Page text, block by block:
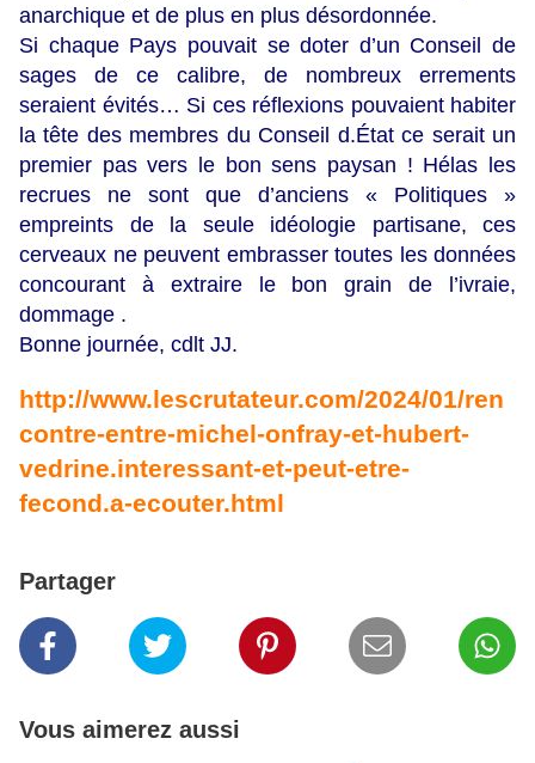
anarchique et de plus en plus désordonnée.
Si chaque Pays pouvait se doter d’un Conseil de
sages de ce calibre, de nombreux errements
seraient évités… Si ces réflexions pouvaient habiter
la tête des membres du Conseil d.État ce serait un
premier pas vers le bon sens paysan ! Hélas les
recrues ne sont que d’anciens « Politiques »
empreints de la seule idéologie partisane, ces
cerveaux ne peuvent embrasser toutes les données
concourant à extraire le bon grain de l’ivraie,
dommage .
Bonne journée, cdlt JJ.
http://www.lescrutateur.com/2024/01/ren
contre-entre-michel-onfray-et-hubert-
vedrine.interessant-et-peut-etre-
fecond.a-ecouter.html
Partager
Vous aimerez aussi